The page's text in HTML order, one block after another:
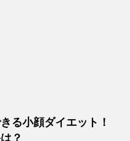
る小顔ダイエット！
？